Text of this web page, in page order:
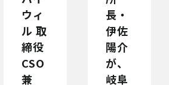
ウィ
ル 取
締役
CSO
兼
長・
伊佐
陽介
が、
岐阜